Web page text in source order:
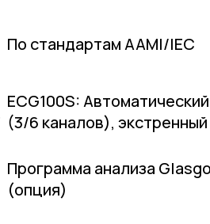
По стандартам AAMI/IEC
ECG100S:
(3/6 каналов),
Программа анализа
(опция)